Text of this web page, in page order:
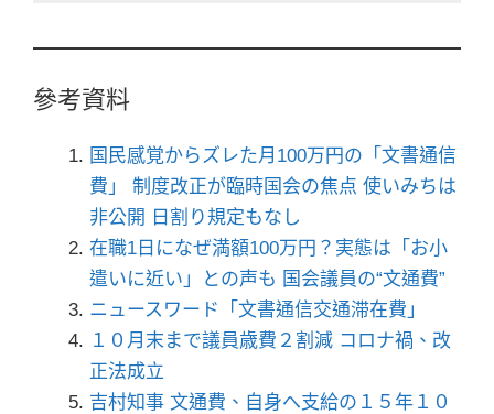
參考資料
国民感覚からズレた月100万円の「文書通信
費」 制度改正が臨時国会の焦点 使いみちは
非公開 日割り規定もなし
在職1日になぜ満額100万円？実態は「お小
遣いに近い」との声も 国会議員の“文通費”
ニュースワード「文書通信交通滞在費」
１０月末まで議員歳費２割減 コロナ禍、改
正法成立
吉村知事 文通費、自身へ支給の１５年１０